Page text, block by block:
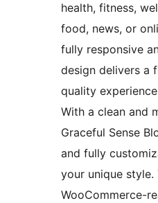
health, fitness,
food, news, or
fully responsive
design delivers a
quality
With a clean and
Graceful Sense
and fully
your unique style.
WooCommerce-